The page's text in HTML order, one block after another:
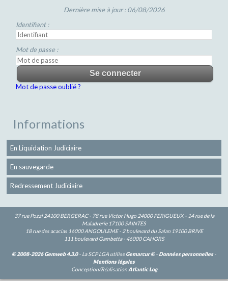
Dernière mise à jour : 06/08/2026
Identifiant :
Mot de passe :
Mot de passe oublié ?
Informations
En Liquidation Judiciaire
En sauvegarde
Redressement Judiciaire
37 rue Pozzi 24100 BERGERAC - 78 rue Victor Hugo 24000 PERIGUEUX - 14 rue de la
Maladrerie 17100 SAINTES
18 rue des acacias 16000 ANGOULEME - 2 boulevard du Salan 19100 BRIVE
111 boulevard Gambetta - 46000 CAHORS
© 2008-2026 Gemweb 4.3.0- La SCP LGA utiliseGemarcur ©- Données personnelles-
Mentions légales
Conception/Réalisation Atlantic Log